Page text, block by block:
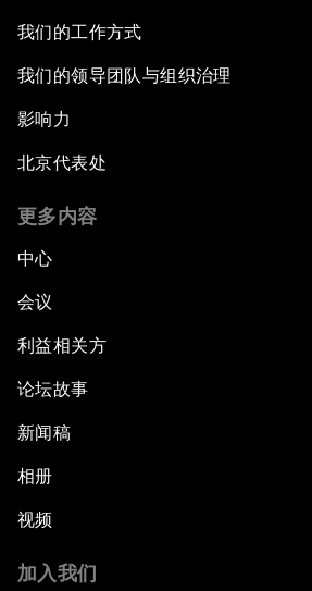
我们的工作方式
我们的领导团队与组织治理
影响力
北京代表处
更多内容
中心
会议
利益相关方
论坛故事
新闻稿
相册
视频
加入我们